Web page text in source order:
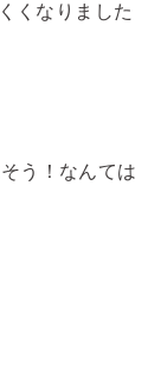
くなりました
う！なんては